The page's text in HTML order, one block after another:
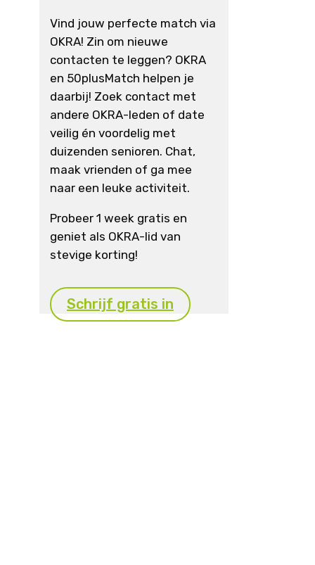
Vind jouw perfecte match via
OKRA! Zin om nieuwe
contacten te leggen? OKRA
en 50plusMatch helpen je
daarbij! Zoek contact met
andere OKRA-leden of date
veilig én voordelig met
duizenden senioren. Chat,
maak vrienden of ga mee
naar een leuke activiteit.
Probeer 1 week gratis en
geniet als OKRA-lid van
stevige korting!
Schrijf gratis in